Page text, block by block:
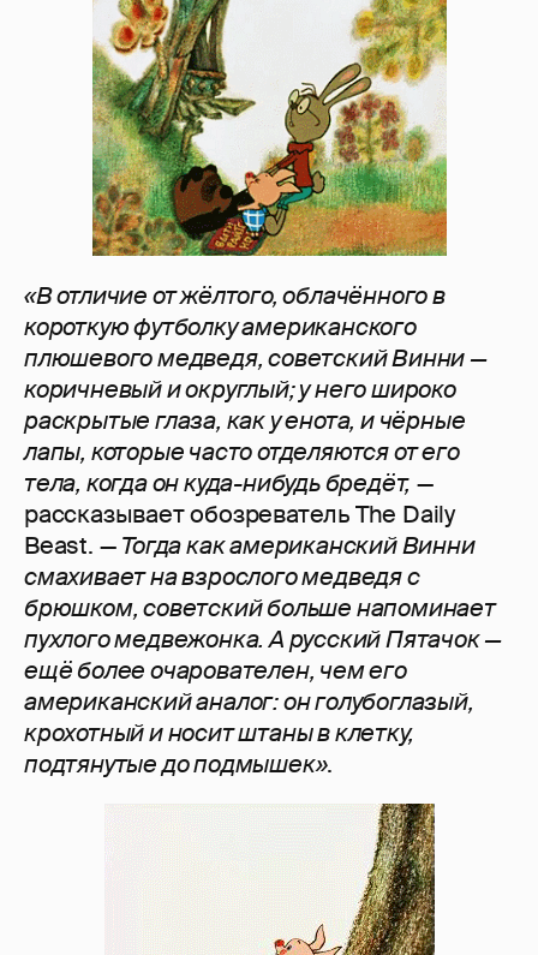
«В отличие от жёлтого, облачённого в
короткую футболку американского
плюшевого медведя, советский Винни —
коричневый и округлый; у него широко
раскрытые глаза, как у енота, и чёрные
лапы, которые часто отделяются от его
тела, когда он куда-нибудь бредёт, —
рассказывает обозреватель The Daily
Beast. —Тогда как американский Винни
смахивает на взрослого медведя с
брюшком, советский больше напоминает
пухлого медвежонка. А русский Пятачок —
ещё более очарователен, чем его
американский аналог: он голубоглазый,
крохотный и носит штаны в клетку,
подтянутые до подмышек».